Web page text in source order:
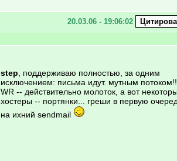
20.03.06 - 19:06:02
step , поддерживаю полностью, за одним
исключением: письма идут. мутным
WR -- действительно молоток, а вот
хостеры -- портянки... греши в первую
на ихний sendmail